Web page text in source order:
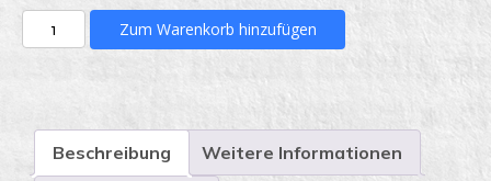
KLUNI
41/1_1
Zum Warenkorb hinzufügen
Beschreibung Weitere Informationen